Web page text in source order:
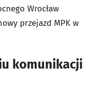
Wrocław
przejazd MPK w
komunikacji